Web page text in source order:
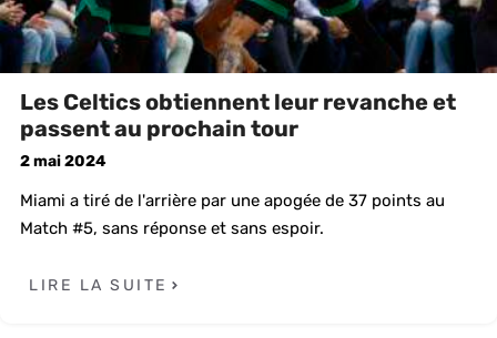
Les Celtics obtiennent leur revanche et
passent au prochain tour
2 mai 2024
Miami a tiré de l'arrière par une apogée de 37 points au
Match #5, sans réponse et sans espoir.
LIRE LA SUITE